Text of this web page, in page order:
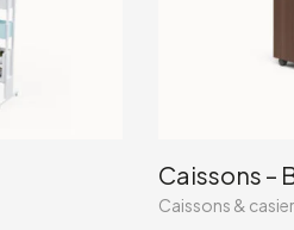
Caissons –
Caissons &